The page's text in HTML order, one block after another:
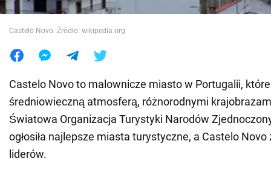
Jedzenie
Castelo Novo. Źródło: wikipedia.org
Castelo Novo to malownicze miasto w Portugalii,
średniowieczną atmosferą, różnorodnymi
Światowa Organizacja Turystyki Narodów
ogłosiła najlepsze miasta turystyczne, a Castelo Novo
liderów.